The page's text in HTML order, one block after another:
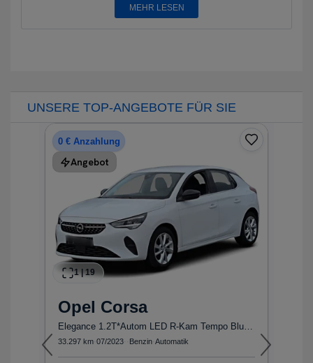
MEHR LESEN
UNSERE TOP-ANGEBOTE FÜR SIE
0 € Anzahlung
Angebot
1|19
Opel Corsa
33.297 km 07/2023 Benzin Automatik